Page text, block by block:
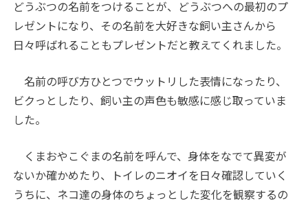
どうぶつの名前をつけることが、どうぶつへの最初のプ
レゼントになり、その名前を大好きな飼い主さんから
日々呼ばれることもプレゼントだと教えてくれました。
名前の呼び方ひとつでウットリした表情になったり、
ビクっとしたり、飼い主の声色も敏感に感じ取っていま
した。
くまおやこぐまの名前を呼んで、身体をなでて異変が
ないか確かめたり、トイレのニオイを日々確認していく
うちに、ネコ達の身体のちょっとした変化を観察するの